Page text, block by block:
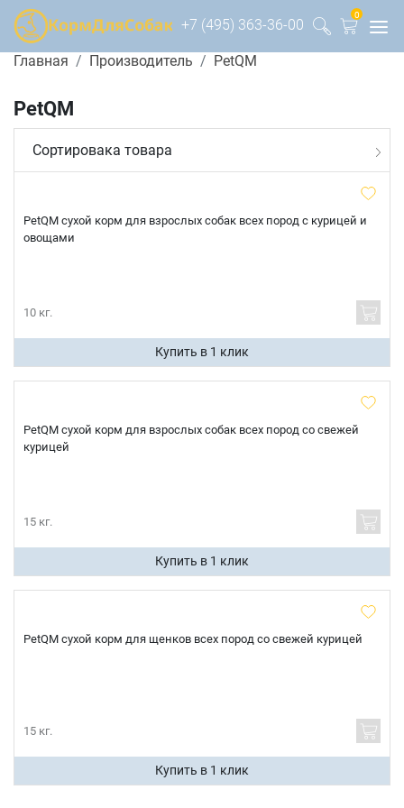
+7 (495) 363-36-00
0
Главная Производитель PetQM
PetQM
Сортировака товара
PetQM сухой корм для взрослых собак всех пород с курицей и
овощами
10 кг.
Купить в 1 клик
PetQM сухой корм для взрослых собак всех пород со свежей
курицей
15 кг.
Купить в 1 клик
PetQM сухой корм для щенков всех пород со свежей курицей
15 кг.
Купить в 1 клик